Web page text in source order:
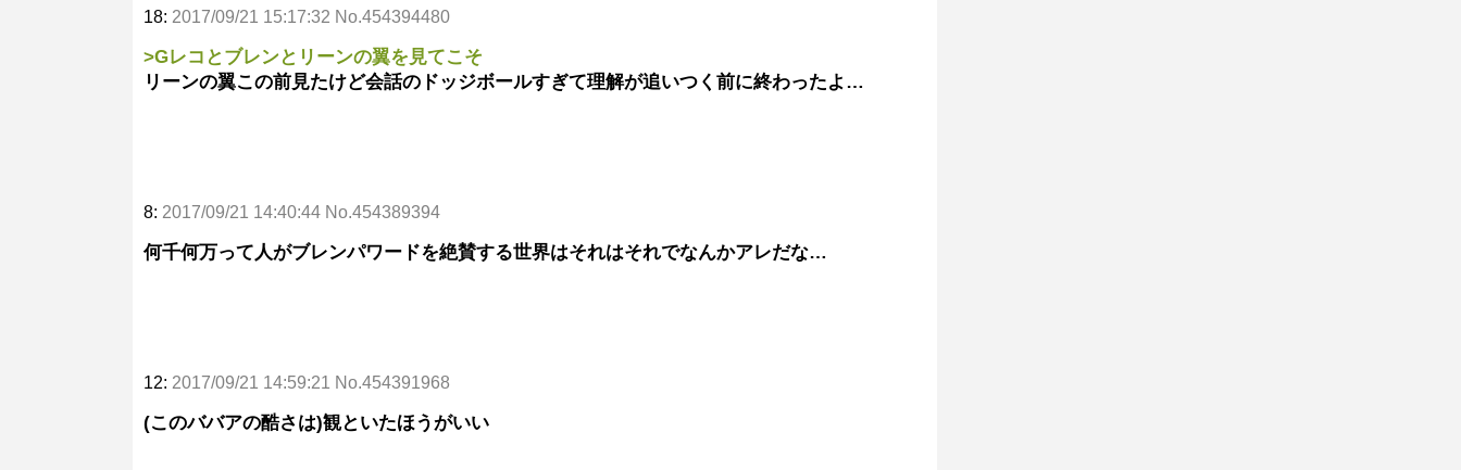
18: 2017/09/21 15:17:32 No.454394480
>Gレコとブレンとリーンの翼を見てこそ
リーンの翼この前見たけど会話のドッジボールすぎて理解が追いつく前に終わったよ…
8: 2017/09/21 14:40:44 No.454389394
何千何万って人がブレンパワードを絶賛する世界はそれはそれでなんかアレだな…
12: 2017/09/21 14:59:21 No.454391968
(このババアの酷さは)観といたほうがいい